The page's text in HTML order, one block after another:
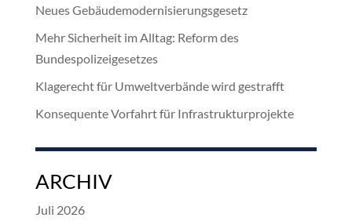
Neues Gebäudemodernisierungsgesetz
Mehr Sicherheit im Alltag: Reform des
Bundespolizeigesetzes
Klagerecht für Umweltverbände wird gestrafft
Konsequente Vorfahrt für Infrastrukturprojekte
ARCHIV
Juli 2026